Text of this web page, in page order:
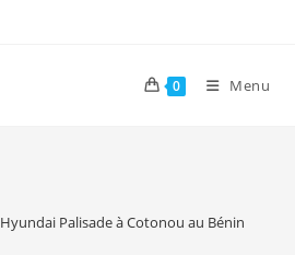
0 Menu
Hyundai Palisade à Cotonou au Bénin